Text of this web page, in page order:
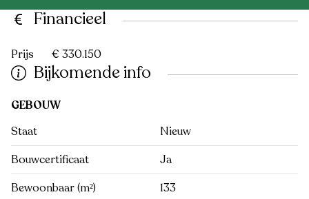
Financieel
Prijs € 330.150
Bijkomende info
GEBOUW
Staat
Nieuw
Bouwcertificaat
Ja
Bewoonbaar (m²)
133